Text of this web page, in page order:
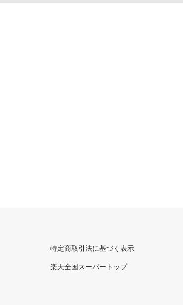
特定商取引法に基づく表示
楽天全国スーパートップ